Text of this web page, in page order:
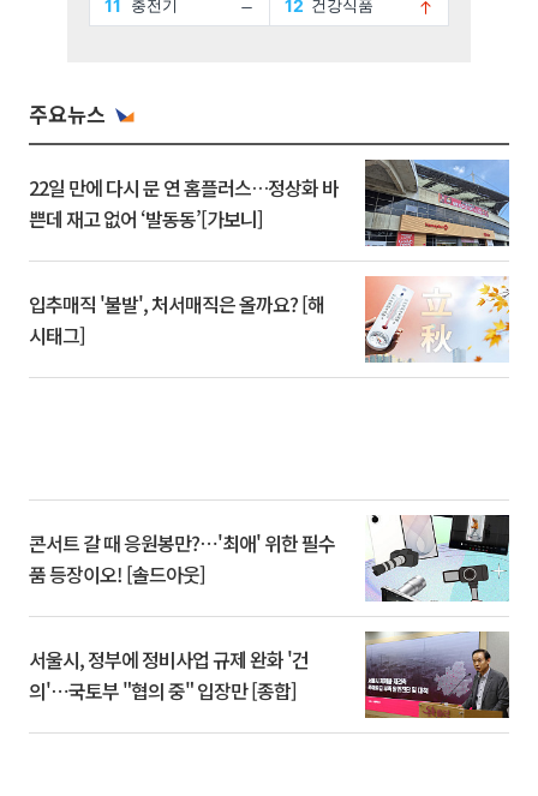
주요뉴스
22일 만에 다시 문 연 홈플러스…정상화 바
쁜데 재고 없어 ‘발동동’[가보니]
입추매직 '불발', 처서매직은 올까요? [해
시태그]
콘서트 갈 때 응원봉만?⋯'최애' 위한 필수
품 등장이오! [솔드아웃]
서울시, 정부에 정비사업 규제 완화 '건
의'⋯국토부 "협의 중" 입장만 [종합]